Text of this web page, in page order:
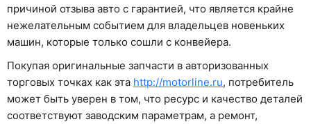
причиной отзыва авто с гарантией, что является крайне
нежелательным событием для владельцев новеньких
машин, которые только сошли с конвейера.
Покупая оригинальные запчасти в авторизованных
торговых точках как эта http://motorline.ru, потребитель
может быть уверен в том, что ресурс и качество деталей
соответствуют заводским параметрам, а ремонт,